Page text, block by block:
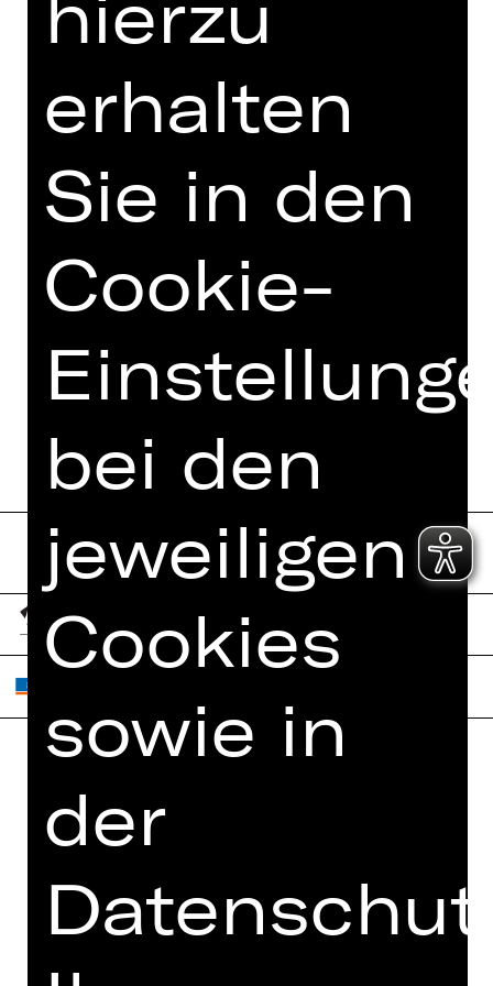
Opernfreunde
Home
Spielplan
Newsletter
Kartenkauf
Abos 26/27
AGB
erhalten
Sie in den
Cookie-
bei den
jeweiligen
Cookies
sowie in
der